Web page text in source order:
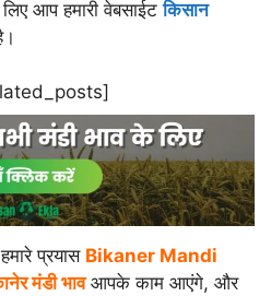
आप हमारी वेबसाईटकिसान
प्रयास Bikaner Mandi
मंडी भावआपके काम आएंगे, और